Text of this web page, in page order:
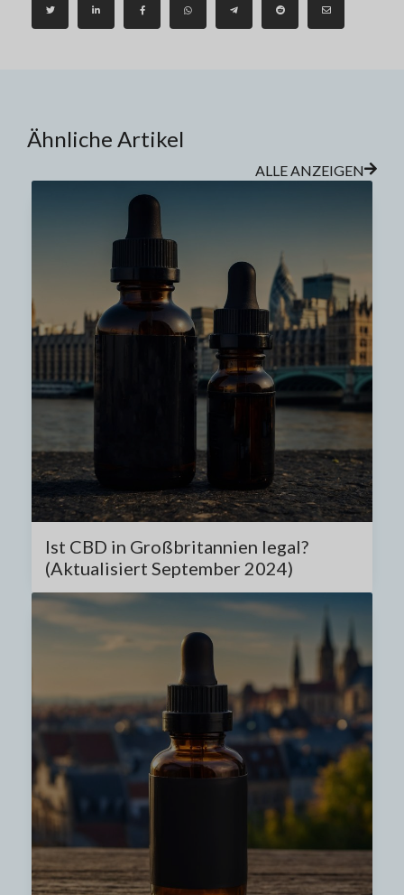
Ähnliche Artikel
ALLE ANZEIGEN
Ist CBD in Großbritannien legal?
(Aktualisiert September 2024)